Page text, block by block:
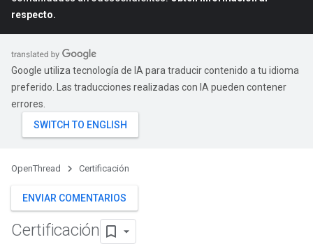
respecto.
Google utiliza tecnología de IA para traducir contenido a tu idioma
preferido. Las traducciones realizadas con IA pueden contener
errores.
OpenThread Certificación
ENVIAR COMENTARIOS
Certificación